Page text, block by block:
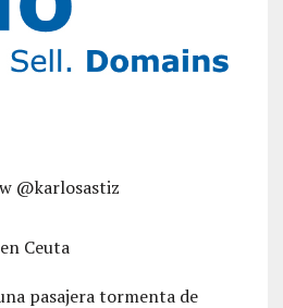
@karlosastiz
Ceuta
pasajera tormenta de